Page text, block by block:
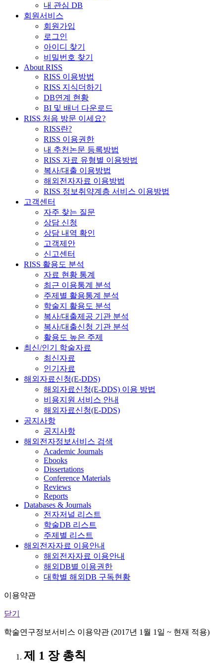
내 관심 DB
회원서비스
회원가입
로그인
아이디 찾기
비밀번호 찾기
About RISS
RISS 이용방법
RISS 지식더하기
DB연계 현황
BI 및 배너 다운로드
RISS 처음 방문 이세요?
RISS란?
RISS 이용권한
내 추천논문 등록방법
RISS 자료 유형별 이용방법
복사/대출 이용방법
해외전자자료 이용방법
RISS 정보취약계층 서비스 이용방법
고객센터
자주 찾는 질문
상담 신청
상담 내역 확인
고객제안
신고센터
RISS 활용도 분석
자료 현황 통계
최근 이용통계 분석
주제별 활용통계 분석
학술지 활용도 분석
복사/대출제공 기관 분석
복사/대출신청 기관 분석
활용도 높은 주제
최신/인기 학술자료
최신자료
인기자료
해외자료신청(E-DDS)
해외자료신청(E-DDS) 이용 방법
비용지원 서비스 안내
해외자료신청(E-DDS)
공지사항
공지사항
해외전자정보서비스 검색
Academic Journals
Ebooks
Dissertations
Conference Materials
Reviews
Reports
Databases & Journals
전자저널 리스트
학술DB 리스트
주제별 리스트
해외전자자료 이용안내
해외전자자료 이용안내
해외DB별 이용권한
대학별 해외DB 구독현황
이용약관
닫기
학술연구정보서비스 이용약관 (2017년 1월 1일 ~ 현재 적용)
제 1 장 총칙